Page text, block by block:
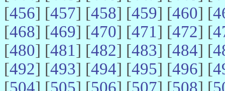
[456] [457] [458] [459] [460] [
[468] [469] [470] [471] [472] [
[480] [481] [482] [483] [484] [
[492] [493] [494] [495] [496] [
[504] [505] [506] [507] [508] [